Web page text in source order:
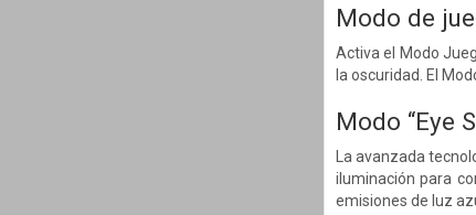
Modo de
Activa el Modo
la oscuridad. El
Modo “Eye
La avanzada
iluminación para
emisiones de luz